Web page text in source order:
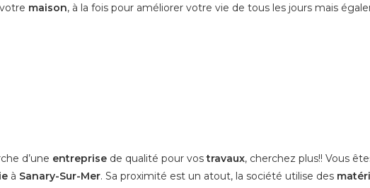
maison, à la fois pour améliorer votre vie de tous les jours mais
d’une entreprise de qualité pour vostravaux, cherchez plus!! Vous
à Sanary-Sur-Mer. Sa proximité est un atout, la société utilise des